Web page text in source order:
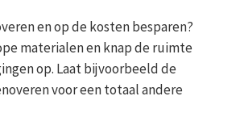
en op de kosten besparen?
materialen en knap de ruimte
op. Laat bijvoorbeeld de
voor een totaal andere